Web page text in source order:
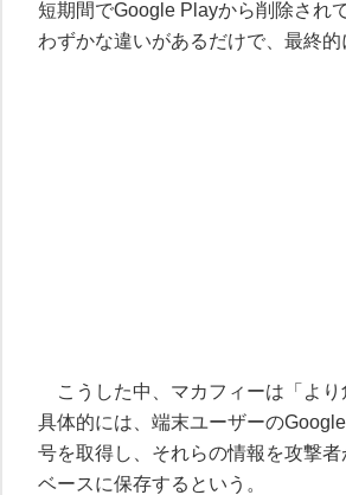
短期間でGoogle Playから削除され
わずかな違いがあるだけで、最終
こうした中、マカフィーは「より
具体的には、端末ユーザーの
号を取得し、それらの情報を攻撃
ベースに保存するという。